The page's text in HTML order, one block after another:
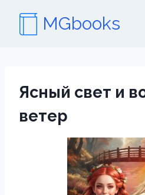
содержимому
MGbooks
Ясный свет и
ветер